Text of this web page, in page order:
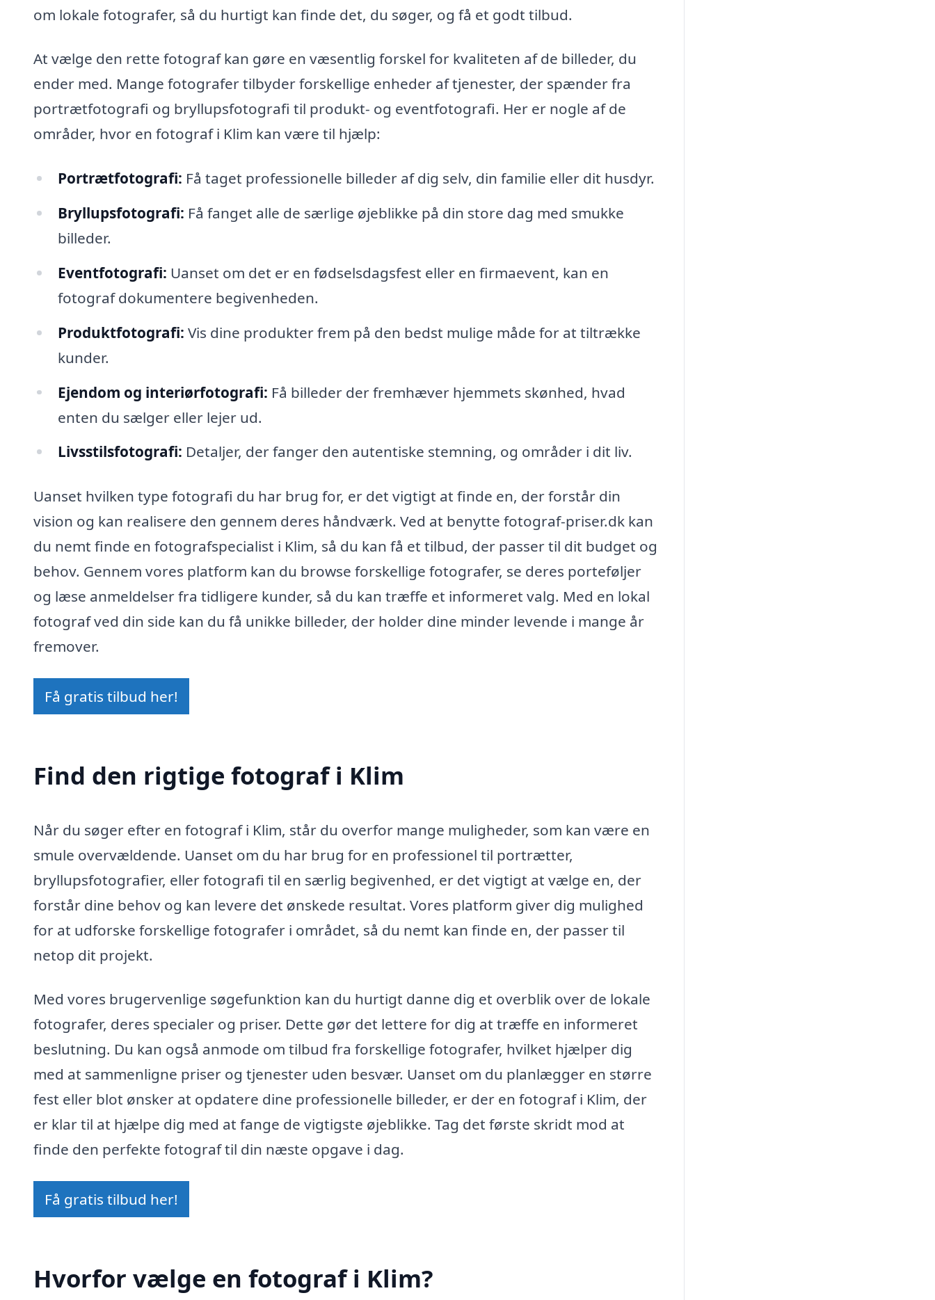
om lokale fotografer, så du hurtigt kan finde det, du søger, og få et godt tilbud.
At vælge den rette fotograf kan gøre en væsentlig forskel for kvaliteten af de billeder, du
ender med. Mange fotografer tilbyder forskellige enheder af tjenester, der spænder fra
portrætfotografi og bryllupsfotografi til produkt- og eventfotografi. Her er nogle af de
områder, hvor en fotograf i Klim kan være til hjælp:
Portrætfotografi: Få taget professionelle billeder af dig selv, din familie eller dit husdyr.
Bryllupsfotografi: Få fanget alle de særlige øjeblikke på din store dag med smukke
billeder.
Eventfotografi: Uanset om det er en fødselsdagsfest eller en firmaevent, kan en
fotograf dokumentere begivenheden.
Produktfotografi: Vis dine produkter frem på den bedst mulige måde for at tiltrække
kunder.
Ejendom og interiørfotografi: Få billeder der fremhæver hjemmets skønhed, hvad
enten du sælger eller lejer ud.
Livsstilsfotografi: Detaljer, der fanger den autentiske stemning, og områder i dit liv.
Uanset hvilken type fotografi du har brug for, er det vigtigt at finde en, der forstår din
vision og kan realisere den gennem deres håndværk. Ved at benytte fotograf-priser.dk kan
du nemt finde en fotografspecialist i Klim, så du kan få et tilbud, der passer til dit budget og
behov. Gennem vores platform kan du browse forskellige fotografer, se deres porteføljer
og læse anmeldelser fra tidligere kunder, så du kan træffe et informeret valg. Med en lokal
fotograf ved din side kan du få unikke billeder, der holder dine minder levende i mange år
fremover.
Få gratis tilbud her!
Find den rigtige fotograf i Klim
Når du søger efter en fotograf i Klim, står du overfor mange muligheder, som kan være en
smule overvældende. Uanset om du har brug for en professionel til portrætter,
bryllupsfotografier, eller fotografi til en særlig begivenhed, er det vigtigt at vælge en, der
forstår dine behov og kan levere det ønskede resultat. Vores platform giver dig mulighed
for at udforske forskellige fotografer i området, så du nemt kan finde en, der passer til
netop dit projekt.
Med vores brugervenlige søgefunktion kan du hurtigt danne dig et overblik over de lokale
fotografer, deres specialer og priser. Dette gør det lettere for dig at træffe en informeret
beslutning. Du kan også anmode om tilbud fra forskellige fotografer, hvilket hjælper dig
med at sammenligne priser og tjenester uden besvær. Uanset om du planlægger en større
fest eller blot ønsker at opdatere dine professionelle billeder, er der en fotograf i Klim, der
er klar til at hjælpe dig med at fange de vigtigste øjeblikke. Tag det første skridt mod at
finde den perfekte fotograf til din næste opgave i dag.
Få gratis tilbud her!
Hvorfor vælge en fotograf i Klim?